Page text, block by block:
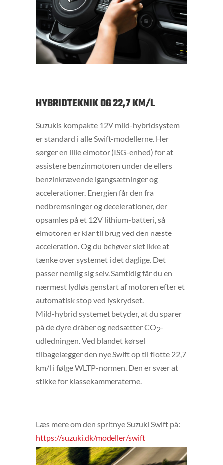
HYBRIDTEKNIK OG 22,7 KM/L
Suzukis kompakte 12V mild-hybridsystem
er standard i alle Swift-modellerne. Her
sørger en lille elmotor (ISG-enhed) for at
assistere benzinmotoren under de ellers
benzinkrævende igangsætninger og
accelerationer. Energien får den fra
nedbremsninger og decelerationer, der
opsamles på et 12V lithium-batteri, så
elmotoren er klar til brug ved den næste
acceleration. Og du behøver slet ikke at
tænke over systemet i det daglige. Det
passer nemlig sig selv. Samtidig får du en
nærmest lydløs genstart af motoren efter et
automatisk stop ved lyskrydset.
Mild-hybrid systemet betyder, at du sparer
på de dyre dråber og nedsætter CO2-
udledningen. Ved blandet kørsel
tilbagelægger den nye Swift op til flotte 22,7
km/l i følge WLTP-normen. Den er svær at
stikke for klassekammeraterne.
Læs mere om den spritnye Suzuki Swift på:
https://suzuki.dk/modeller/swift